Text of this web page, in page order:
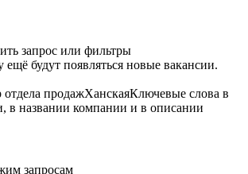
запрос или фильтры
будут появляться новые вакансии.
продажХанскаяКлючевые слова в
в названии компании и в описании
запросам